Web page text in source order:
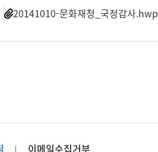
20141010-문화재청_국정감사.hwp
이메일수집거부